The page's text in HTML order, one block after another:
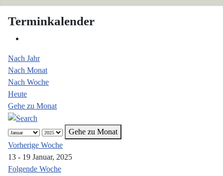
Terminkalender
Nach Jahr
Nach Monat
Nach Woche
Heute
Gehe zu Monat
Gehe zu Monat
Vorherige Woche
13 - 19 Januar, 2025
Folgende Woche